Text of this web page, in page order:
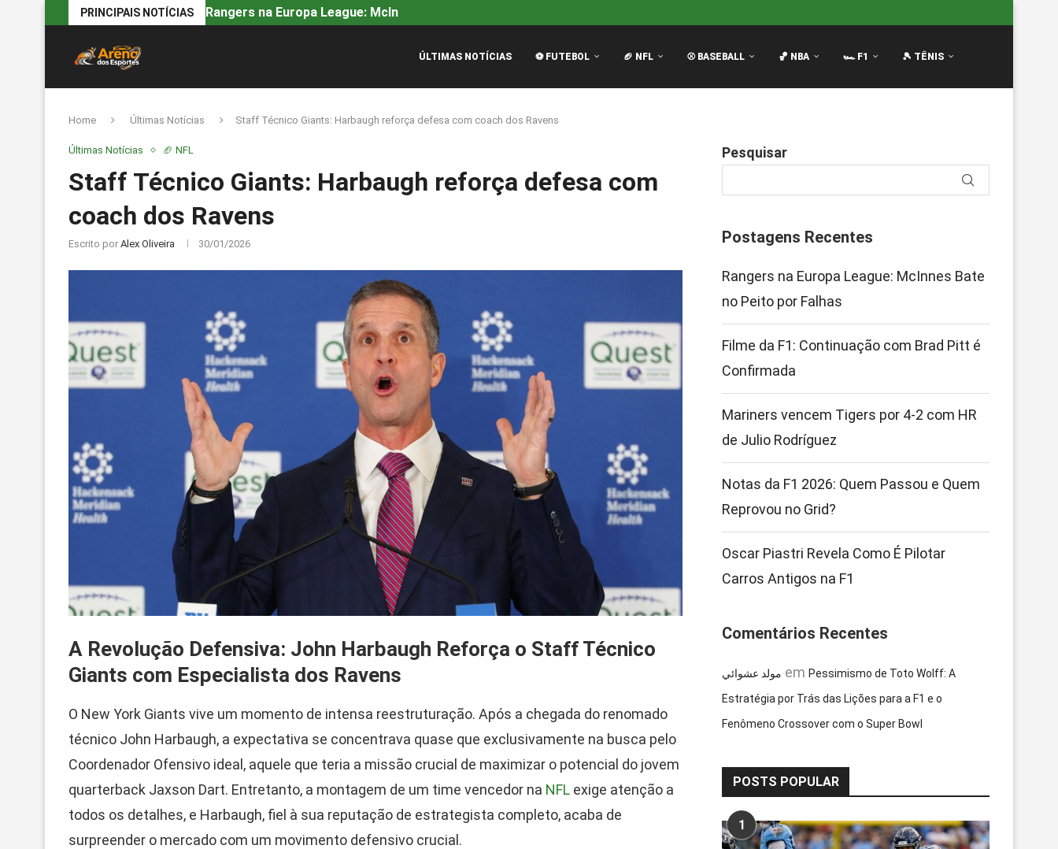
PRINCIPAIS NOTÍCIAS Rangers na Europa League: McInnes Bate no Peito...
ÚLTIMAS NOTÍCIAS ⚽ FUTEBOL 🏈 NFL ⚾ BASEBALL 🏀 NBA 🏎️ F1 🎾 TÊNIS
Home Últimas Notícias Staff Técnico Giants: Harbaugh reforça defesa com coach dos Ravens
Últimas Notícias 🏈 NFL
Staff Técnico Giants: Harbaugh reforça defesa com
coach dos Ravens
Escrito por Alex Oliveira 30/01/2026
A Revolução Defensiva: John Harbaugh Reforça o Staff Técnico
Giants com Especialista dos Ravens
O New York Giants vive um momento de intensa reestruturação. Após a chegada do renomado
técnico John Harbaugh, a expectativa se concentrava quase que exclusivamente na busca pelo
Coordenador Ofensivo ideal, aquele que teria a missão crucial de maximizar o potencial do jovem
quarterback Jaxson Dart. Entretanto, a montagem de um time vencedor na NFL exige atenção a
todos os detalhes, e Harbaugh, fiel à sua reputação de estrategista completo, acaba de
surpreender o mercado com um movimento defensivo crucial.
Pesquisar
Postagens Recentes
Rangers na Europa League: McInnes Bate
no Peito por Falhas
Filme da F1: Continuação com Brad Pitt é
Confirmada
Mariners vencem Tigers por 4-2 com HR
de Julio Rodríguez
Notas da F1 2026: Quem Passou e Quem
Reprovou no Grid?
Oscar Piastri Revela Como É Pilotar
Carros Antigos na F1
Comentários Recentes
مولد عشوائي em Pessimismo de Toto Wolff: A
Estratégia por Trás das Lições para a F1 e o
Fenômeno Crossover com o Super Bowl
POSTS POPULAR
1